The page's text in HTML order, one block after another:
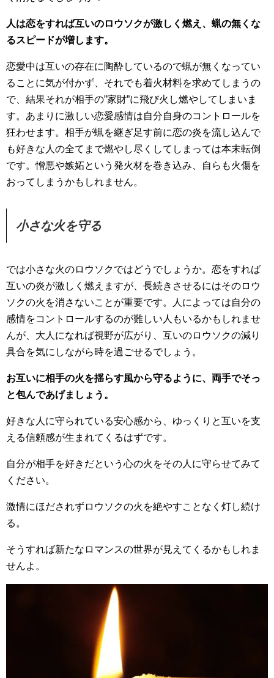
人は恋をすれば互いのロウソクが激しく燃え、蝋の無くな
るスピードが増します。
恋愛中は互いの存在に陶酔しているので蝋が無くなってい
ることに気が付かず、それでも着火材料を求めてしまうの
で、結果それが相手の”家財”に飛び火し燃やしてしまいま
す。あまりに激しい恋愛感情は自分自身のコントロールを
狂わせます。相手が蝋を継ぎ足す前に恋の炎を流し込んで
も好きな人の全てまで燃やし尽くしてしまっては本末転倒
です。憎悪や嫉妬という発火材を巻き込み、自らも火傷を
おってしまうかもしれません。
小さな火を守る
では小さな火のロウソクではどうでしょうか。恋をすれば
互いの炎が激しく燃えますが、長続きさせるにはそのロウ
ソクの火を消さないことが重要です。人によっては自分の
感情をコントロールするのが難しい人もいるかもしれませ
んが、大人になれば視野が広がり、互いのロウソクの減り
具合を気にしながら時を過ごせるでしょう。
お互いに相手の火を揺らす風から守るように、両手でそっ
と包んであげましょう。
好きな人に守られている安心感から、ゆっくりと互いを支
える信頼感が生まれてくるはずです。
自分が相手を好きだという心の火をその人に守らせてみて
ください。
激情にほだされずロウソクの火を絶やすことなく灯し続け
る。
そうすれば新たなロマンスの世界が見えてくるかもしれま
せんよ。